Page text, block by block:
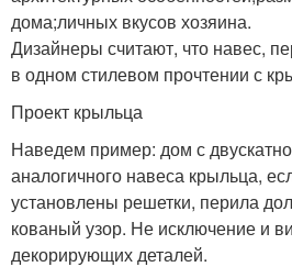
дома;личных вкусов хозяина.
Дизайнеры считают, что навес,
в одном стилевом прочтении с
Проект крыльца
Наведем пример: дом с
аналогичного навеса крыльца,
установлены решетки, перила
кованый узор. Не исключение и
декорирующих деталей.